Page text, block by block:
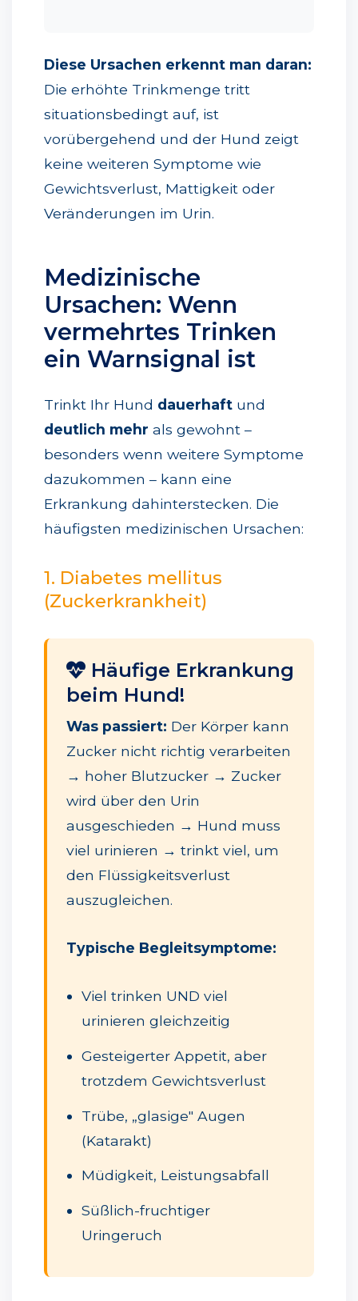
Diese Ursachen erkennt man daran:
Die erhöhte Trinkmenge tritt
situationsbedingt auf, ist
vorübergehend und der Hund zeigt
keine weiteren Symptome wie
Gewichtsverlust, Mattigkeit oder
Veränderungen im Urin.
Medizinische
Ursachen: Wenn
vermehrtes Trinken
ein Warnsignal ist
Trinkt Ihr Hund dauerhaft und
deutlich mehr als gewohnt –
besonders wenn weitere Symptome
dazukommen – kann eine
Erkrankung dahinterstecken. Die
häufigsten medizinischen Ursachen:
1. Diabetes mellitus
(Zuckerkrankheit)
Häufige Erkrankung
beim Hund!
Was passiert: Der Körper kann
Zucker nicht richtig verarbeiten
→ hoher Blutzucker → Zucker
wird über den Urin
ausgeschieden → Hund muss
viel urinieren → trinkt viel, um
den Flüssigkeitsverlust
auszugleichen.
Typische Begleitsymptome:
Viel trinken UND viel
urinieren gleichzeitig
Gesteigerter Appetit, aber
trotzdem Gewichtsverlust
Trübe, „glasige" Augen
(Katarakt)
Müdigkeit, Leistungsabfall
Süßlich-fruchtiger
Uringeruch